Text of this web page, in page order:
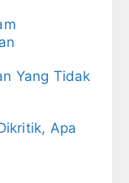
Yang Tidak
Apa